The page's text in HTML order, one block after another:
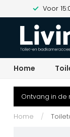
Voor
Home
Ontvang in de
Home /